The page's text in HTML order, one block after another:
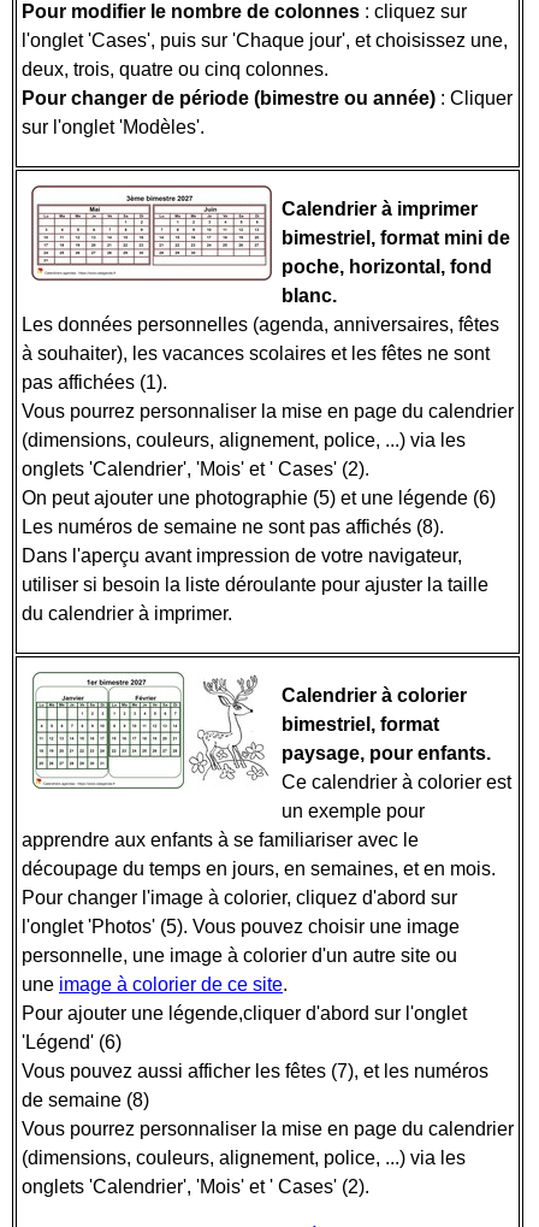
Pour modifier le nombre de colonnes : cliquez sur
l'onglet 'Cases', puis sur 'Chaque jour', et choisissez une,
deux, trois, quatre ou cinq colonnes.
Pour changer de période (bimestre ou année) : Cliquer
sur l'onglet 'Modèles'.
Calendrier à imprimer
bimestriel, format mini de
poche, horizontal, fond
blanc.
Les données personnelles (agenda, anniversaires, fêtes
à souhaiter), les vacances scolaires et les fêtes ne sont
pas affichées (1).
Vous pourrez personnaliser la mise en page du calendrier
(dimensions, couleurs, alignement, police, ...) via les
onglets 'Calendrier', 'Mois' et ' Cases' (2).
On peut ajouter une photographie (5) et une légende (6)
Les numéros de semaine ne sont pas affichés (8).
Dans l'aperçu avant impression de votre navigateur,
utiliser si besoin la liste déroulante pour ajuster la taille
du calendrier à imprimer.
Calendrier à colorier
bimestriel, format
paysage, pour enfants.
Ce calendrier à colorier est
un exemple pour
apprendre aux enfants à se familiariser avec le
découpage du temps en jours, en semaines, et en mois.
Pour changer l'image à colorier, cliquez d'abord sur
l'onglet 'Photos' (5). Vous pouvez choisir une image
personnelle, une image à colorier d'un autre site ou
une image à colorier de ce site.
Pour ajouter une légende,cliquer d'abord sur l'onglet
'Légend' (6)
Vous pouvez aussi afficher les fêtes (7), et les numéros
de semaine (8)
Vous pourrez personnaliser la mise en page du calendrier
(dimensions, couleurs, alignement, police, ...) via les
onglets 'Calendrier', 'Mois' et ' Cases' (2).